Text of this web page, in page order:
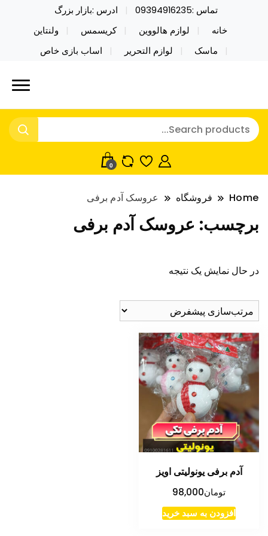
تماس :09394916235
ادرس :بازار بزرگ
خانه
لوازم هالووین کریسمس
ولنتاین
ماسک
لوازم التحریر اساب بازی خاص
نایکر توی فروش عمده لوازم هالووین
ولن تاین کادویی کریسمس اکسسوری
خرید محصولات خاص فیجت اسباب بازی تراول ماگ نایکر
توی فروش عمده لوازم هالووین ولن تاین کادویی
کریسمس اکسسوری ماسک در واردات مستقیم
0
Home فروشگاه عروسک آدم برفی
برچسب: عروسک آدم برفی
در حال نمایش یک نتیجه
آدم برفی یونولیتی اویز
تومان98,000
افزودن به سبد خرید